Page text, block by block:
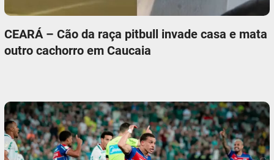
CEARÁ – Cão da raça pitbull invade casa e mata
outro cachorro em Caucaia